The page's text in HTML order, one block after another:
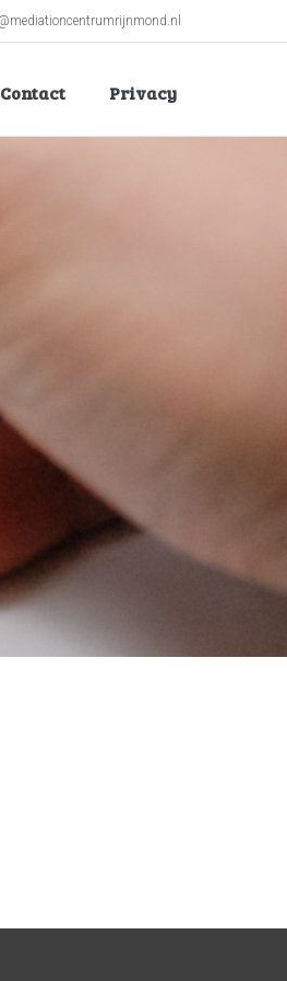
Contact Privacy